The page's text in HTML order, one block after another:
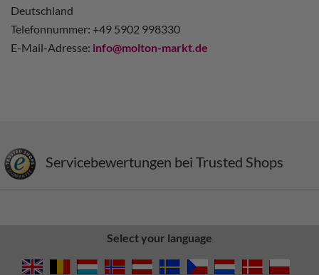
Deutschland
Telefonnummer: +49 5902 998330
E-Mail-Adresse: info@molton-markt.de
Servicebewertungen bei Trusted Shops
Select your language